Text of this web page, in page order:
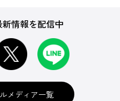
情報を配信中
メディア一覧